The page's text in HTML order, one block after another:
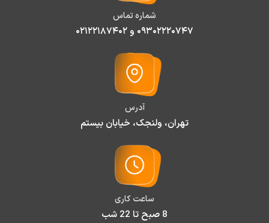
شماره تماس
۰۹۳۰۲۲۲۰۷۴۷ و ۰۲۱۲۲۱۸۷۴۰۲
آدرس
تهران، ولنجک، خیابان بیستم
ساعت کاری
8 صبح تا 22 شب